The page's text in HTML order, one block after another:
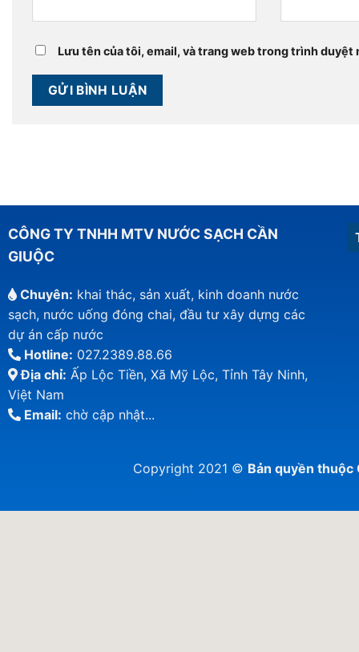
Lưu tên của tôi, email, và trang web trong trình duyệt
CÔNG TY TNHH MTV NƯỚC SẠCH CẦN
GIUỘC
Chuyên: khai thác, sản xuất, kinh doanh nước
sạch, nước uống đóng chai, đầu tư xây dựng các
dự án cấp nước
Hotline: 027.2389.88.66
Địa chỉ: Ấp Lộc Tiền, Xã Mỹ Lộc, Tỉnh Tây Ninh,
Việt Nam
Email: chờ cập nhật...
Copyright 2021 © Bản quyền thuộc